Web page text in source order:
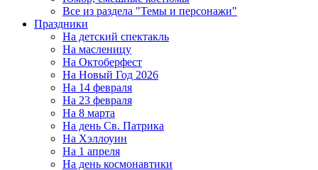
Все из раздела "Темы и персонажи"
Праздники
На детский спектакль
На масленицу
На Октоберфест
На Новый Год 2026
На 14 февраля
На 23 февраля
На 8 марта
На день Св. Патрика
На Хэллоуин
На 1 апреля
На день космонавтики